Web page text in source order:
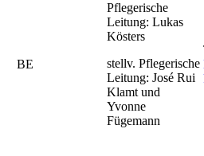
BE
Pflegerische
Leitung: Lukas
Kösters
stellv. Pflegerische
Leitung: José Rui
Klamt und
Yvonne
Fügemann